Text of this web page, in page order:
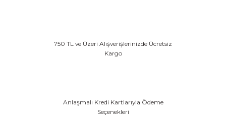
750 TL ve Üzeri Alışverişlerinizde Ücretsiz
Kargo
Anlaşmalı Kredi Kartlarıyla Ödeme
Seçenekleri